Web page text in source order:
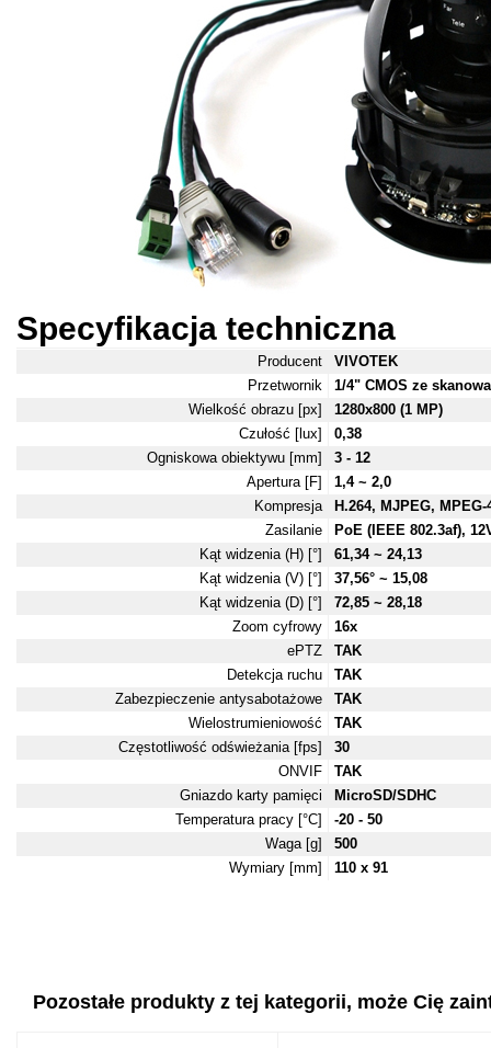
Specyfikacja techniczna
Producent
VIVOTEK
Przetwornik
1/4" CMOS ze
Wielkość obrazu [px]
1280x800 (1 MP)
Czułość [lux]
0,38
Ogniskowa obiektywu [mm]
3 - 12
Apertura [F]
1,4 ~ 2,0
Kompresja
H.264, MJPEG, MPEG-
Zasilanie
PoE (IEEE 802.3af),
Kąt widzenia (H) [°]
61,34 ~ 24,13
Kąt widzenia (V) [°]
37,56° ~ 15,08
Kąt widzenia (D) [°]
72,85 ~ 28,18
Zoom cyfrowy
16x
ePTZ
TAK
Detekcja ruchu
TAK
Zabezpieczenie antysabotażowe
TAK
Wielostrumieniowość
TAK
Częstotliwość odświeżania [fps]
30
ONVIF
TAK
Gniazdo karty pamięci
MicroSD/SDHC
Temperatura pracy [°C]
-20 - 50
Waga [g]
500
Wymiary [mm]
110 x 91
Pozostałe produkty z tej kategorii, może Cię